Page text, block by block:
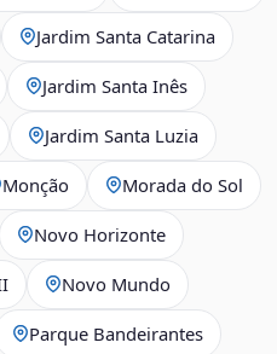
Jardim Santa Catarina
Jardim Santa Inês
Jardim Santa Luzia
Monção Morada do Sol
Novo Horizonte
Novo Mundo
Parque Bandeirantes